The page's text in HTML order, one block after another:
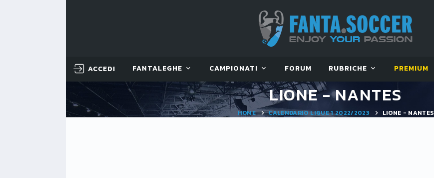
ACCEDI FANTALEGHE CAMPIONATI FORUM RUBRICHE PREMIUM
LIONE - NANTES
HOME CALENDARIO LIGUE 1 2022/2023 LIONE - NANTES